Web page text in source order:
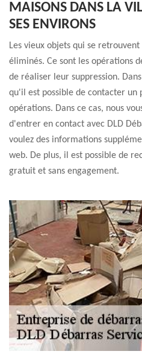
MAISONS DANS LA
SES ENVIRONS
Les vieux objets qui se
éliminés. Ce sont les opérations
de réaliser leur suppression.
qu'il est possible de contacter un
opérations. Dans ce cas, nous
d'entrer en contact avec DLD
voulez des informations
web. De plus, il est possible de
gratuit et sans engagement.